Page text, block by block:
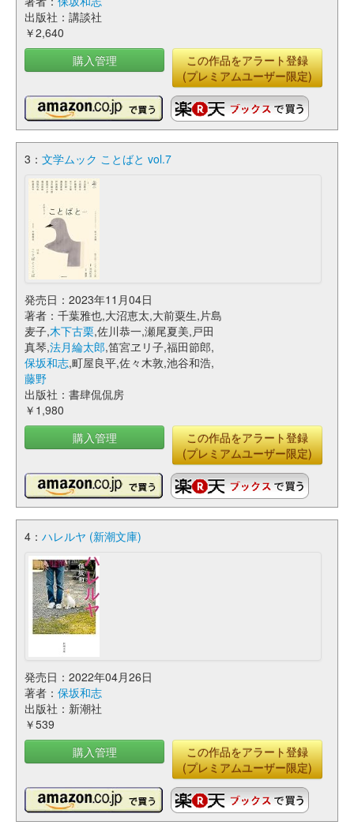
出版社：講談社
￥2,640
購入管理
この作品をアラート登録
(プレミアムユーザー限定)
3： 文学ムック ことばと vol.7
発売日：2023年11月04日
著者：千葉雅也,大沼恵太,大前粟生,片島
麦子,木下古栗,佐川恭一,瀬尾夏美,戸田
真琴,法月綸太郎,笛宮ヱリ子,福田節郎,
保坂和志,町屋良平,佐々木敦,池谷和浩,
藤野
出版社：書肆侃侃房
￥1,980
購入管理
この作品をアラート登録
(プレミアムユーザー限定)
4： ハレルヤ (新潮文庫)
発売日：2022年04月26日
著者： 保坂和志
出版社：新潮社
￥539
購入管理
この作品をアラート登録
(プレミアムユーザー限定)